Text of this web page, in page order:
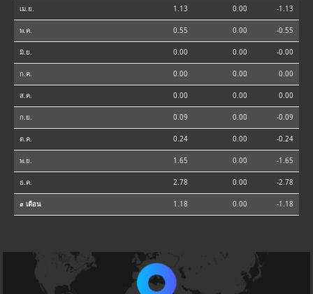
เม.ย. 1.13 0.00 -1.13
พ.ค. 0.55 0.00 -0.55
มิ.ย. 0.00 0.00 -0.00
ก.ค. 0.00 0.00 0.00
ส.ค. 0.00 0.00 0.00
ก.ย. 0.09 0.00 -0.09
ต.ค. 0.24 0.00 -0.24
พ.ย. 1.65 0.00 -1.65
ธ.ค. 2.78 0.00 -2.78
⌀ เดือน 1.18 0.00 -1.18